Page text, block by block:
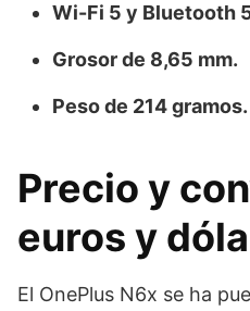
Wi-Fi 5 y Bluetooth
Grosor de 8,65 mm.
Peso de 214 gramos.
Precio y
euros y
El OnePlus N6x se ha